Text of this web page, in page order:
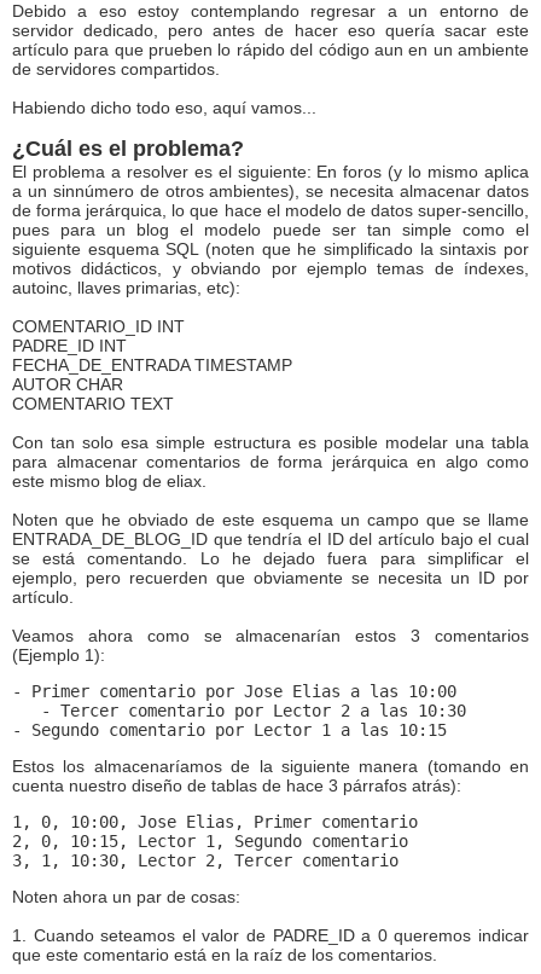
Debido a eso estoy contemplando regresar a un entorno de
servidor dedicado, pero antes de hacer eso quería sacar este
artículo para que prueben lo rápido del código aun en un ambiente
de servidores compartidos.
Habiendo dicho todo eso, aquí vamos...
¿Cuál es el problema?
El problema a resolver es el siguiente: En foros (y lo mismo aplica
a un sinnúmero de otros ambientes), se necesita almacenar datos
de forma jerárquica, lo que hace el modelo de datos super-sencillo,
pues para un blog el modelo puede ser tan simple como el
siguiente esquema SQL (noten que he simplificado la sintaxis por
motivos didácticos, y obviando por ejemplo temas de índexes,
autoinc, llaves primarias, etc):
COMENTARIO_ID INT
PADRE_ID INT
FECHA_DE_ENTRADA TIMESTAMP
AUTOR CHAR
COMENTARIO TEXT
Con tan solo esa simple estructura es posible modelar una tabla
para almacenar comentarios de forma jerárquica en algo como
este mismo blog de eliax.
Noten que he obviado de este esquema un campo que se llame
ENTRADA_DE_BLOG_ID que tendría el ID del artículo bajo el cual
se está comentando. Lo he dejado fuera para simplificar el
ejemplo, pero recuerden que obviamente se necesita un ID por
artículo.
Veamos ahora como se almacenarían estos 3 comentarios
(Ejemplo 1):
- Primer comentario por Jose Elias a las 10:00
   - Tercer comentario por Lector 2 a las 10:30
- Segundo comentario por Lector 1 a las 10:15
Estos los almacenaríamos de la siguiente manera (tomando en
cuenta nuestro diseño de tablas de hace 3 párrafos atrás):
1, 0, 10:00, Jose Elias, Primer comentario
2, 0, 10:15, Lector 1, Segundo comentario
3, 1, 10:30, Lector 2, Tercer comentario
Noten ahora un par de cosas:
1. Cuando seteamos el valor de PADRE_ID a 0 queremos indicar
que este comentario está en la raíz de los comentarios.